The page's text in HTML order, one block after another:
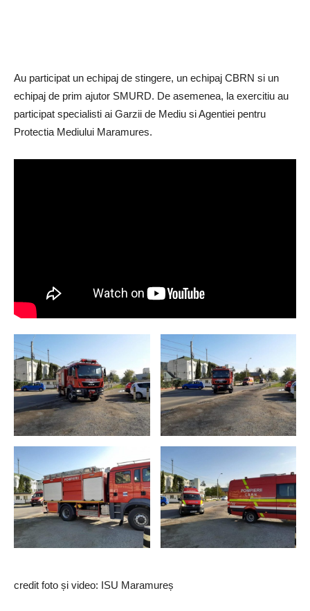
Au participat un echipaj de stingere, un echipaj CBRN si un
echipaj de prim ajutor SMURD. De asemenea, la exercitiu au
participat specialisti ai Garzii de Mediu si Agentiei pentru
Protectia Mediului Maramures.
credit foto și video: ISU Maramureș